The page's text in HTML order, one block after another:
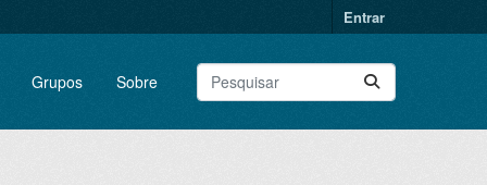
Entrar
Grupos Sobre